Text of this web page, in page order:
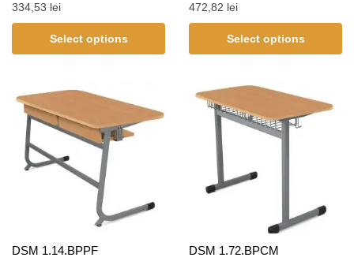
334,53 lei
Select options
472,82 lei
Select options
DSM 1.14.BPPF
DSM 1.72.BPCM